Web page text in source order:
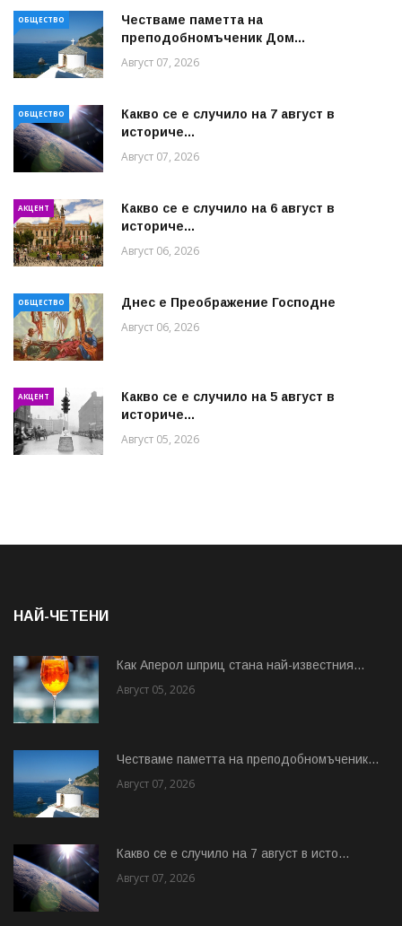
ОБЩЕСТВО
Честваме паметта на
преподобномъченик Дом...
Август 07, 2026
ОБЩЕСТВО
Какво се е случило на 7 август в
историче...
Август 07, 2026
АКЦЕНТ
Какво се е случило на 6 август в
историче...
Август 06, 2026
ОБЩЕСТВО Днес е Преображение Господне
Август 06, 2026
АКЦЕНТ
Какво се е случило на 5 август в
историче...
Август 05, 2026
НАЙ-ЧЕТЕНИ
Как Аперол шприц стана най-известния...
Август 05, 2026
Честваме паметта на преподобномъченик...
Август 07, 2026
Какво се е случило на 7 август в исто...
Август 07, 2026